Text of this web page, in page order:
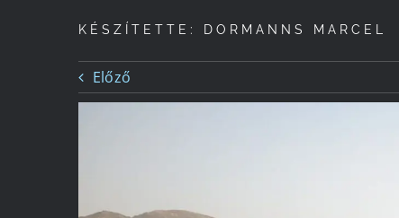
KÉSZÍTETTE: DORMANNS MARCEL
Előző